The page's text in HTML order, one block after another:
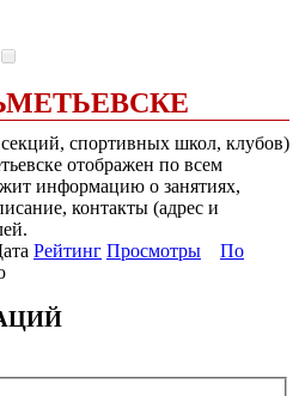
спортивных школ, клубов)
отображен по всем
информацию о занятиях,
контакты (адрес и
Рейтинг Просмотры
По